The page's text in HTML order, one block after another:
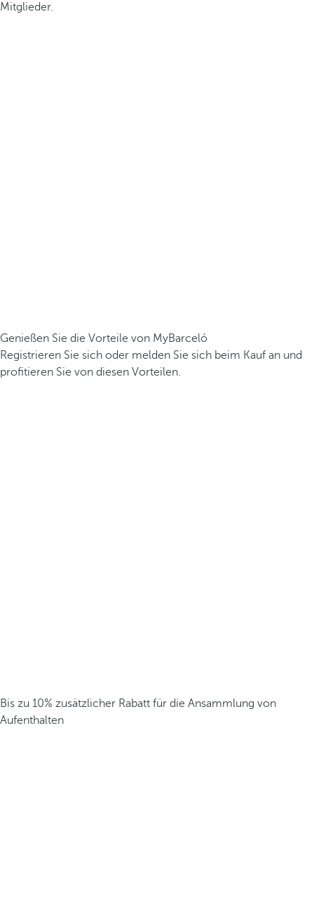
Mitglieder.
Genießen Sie die Vorteile von MyBarceló
Registrieren Sie sich oder melden Sie sich beim Kauf an und
profitieren Sie von diesen Vorteilen.
Bis zu 10% zusätzlicher Rabatt für die Ansammlung von
Aufenthalten